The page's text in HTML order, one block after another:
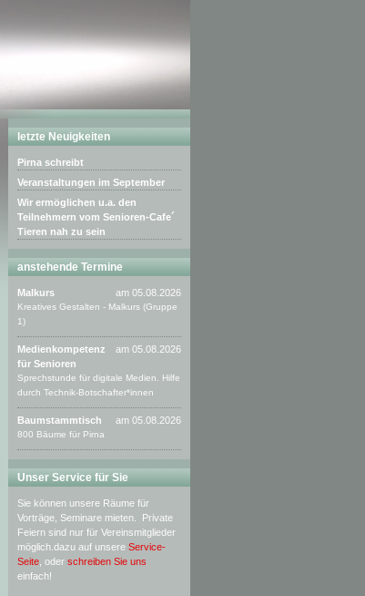
letzte Neuigkeiten
Pirna schreibt
Veranstaltungen im September
Wir ermöglichen u.a. den
Teilnehmern vom Senioren-Cafe´
Tieren nah zu sein
anstehende Termine
am 05.08.2026
Malkurs
Kreatives Gestalten - Malkurs (Gruppe
1)
am 05.08.2026
Medienkompetenz
für Senioren
Sprechstunde für digitale Medien. Hilfe
durch Technik-Botschafter*innen
am 05.08.2026
Baumstammtisch
800 Bäume für Pirna
Unser Service für Sie
Sie können unsere Räume für
Vorträge, Seminare mieten. Private
Feiern sind nur für Vereinsmitglieder
möglich.dazu auf unsere Service-
Seite , oder schreiben Sie uns
einfach!